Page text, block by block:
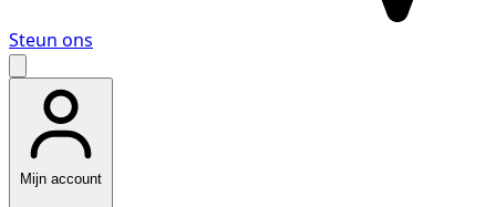
Steun ons
Mijn account